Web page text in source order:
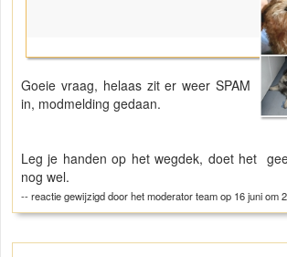
Goeie vraag, helaas zit er weer SPAM
in, modmelding gedaan.
Leg je handen op het wegdek, doet het
nog wel.
-- reactie gewijzigd door het moderator team op 16 juni om